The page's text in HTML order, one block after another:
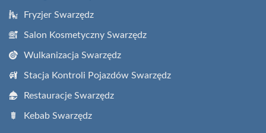
Fryzjer Swarzędz
Salon Kosmetyczny Swarzędz
Wulkanizacja Swarzędz
Stacja Kontroli Pojazdów Swarzędz
Restauracje Swarzędz
Kebab Swarzędz